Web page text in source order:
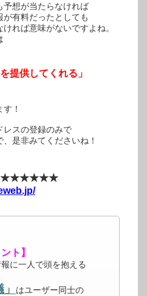
予想が当たらなければ
有料だったとしても
れば意味がないですよね。
提供してくれる」
！
レスの登録のみで
是非みてくださいね！
ト】
に一人で頭を抱える
はユーザー同士の